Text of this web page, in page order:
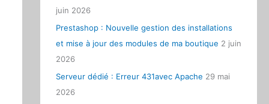
juin 2026
Prestashop : Nouvelle gestion des installations
et mise à jour des modules de ma boutique 2 juin
2026
Serveur dédié : Erreur 431avec Apache 29 mai
2026